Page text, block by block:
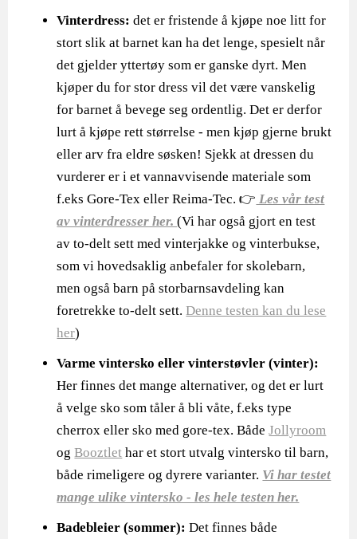
Vinterdress: det er fristende å kjøpe noe litt for
stort slik at barnet kan ha det lenge, spesielt når
det gjelder yttertøy som er ganske dyrt. Men
kjøper du for stor dress vil det være vanskelig
for barnet å bevege seg ordentlig. Det er derfor
lurt å kjøpe rett størrelse - men kjøp gjerne brukt
eller arv fra eldre søsken! Sjekk at dressen du
vurderer er i et vannavvisende materiale som
f.eks Gore-Tex eller Reima-Tec. 👉 Les vår test
av vinterdresser her.(Vi har også gjort en test
av to-delt sett med vinterjakke og vinterbukse,
som vi hovedsaklig anbefaler for skolebarn,
men også barn på storbarnsavdeling kan
foretrekke to-delt sett.Denne testen kan du lese
her)
Varme vintersko eller vinterstøvler (vinter):
Her finnes det mange alternativer, og det er lurt
å velge sko som tåler å bli våte, f.eks type
cherrox eller sko med gore-tex. BådeJollyroom
ogBooztlet har et stort utvalg vintersko til barn,
både rimeligere og dyrere varianter. Vi har testet
mange ulike vintersko - les hele testen her.
Badebleier (sommer):Det finnes både